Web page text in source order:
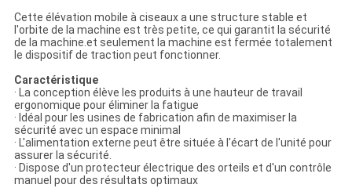
Cette élévation mobile à ciseaux a une structure stable et
l'orbite de la machine est très petite, ce qui garantit la sécurité
de la machine.et seulement la machine est fermée totalement
le dispositif de traction peut fonctionner.
Caractéristique
· La conception élève les produits à une hauteur de travail
ergonomique pour éliminer la fatigue
· Idéal pour les usines de fabrication afin de maximiser la
sécurité avec un espace minimal
· L'alimentation externe peut être située à l'écart de l'unité pour
assurer la sécurité.
· Dispose d'un protecteur électrique des orteils et d'un contrôle
manuel pour des résultats optimaux